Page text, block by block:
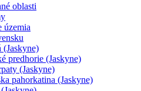
oblasti
územia
(Jaskyne)
predhorie (Jaskyne)
(Jaskyne)
pahorkatina (Jaskyne)